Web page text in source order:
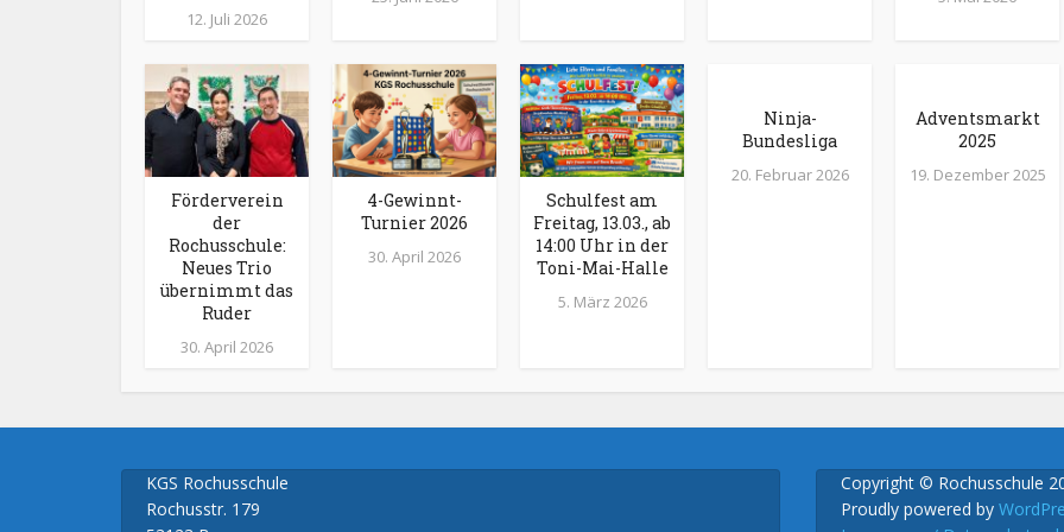
12. Juli 2026
Förderverein
der
Rochusschule:
Neues Trio
übernimmt das
Ruder
30. April 2026
4-Gewinnt-
Turnier 2026
30. April 2026
Schulfest am
Freitag, 13.03., ab
14:00 Uhr in der
Toni-Mai-Halle
5. März 2026
Ninja-
Bundesliga
20. Februar 2026
Adventsmarkt
2025
19. Dezember 2025
KGS Rochusschule
Rochusstr. 179
Copyright © Rochusschule
Proudly powered by